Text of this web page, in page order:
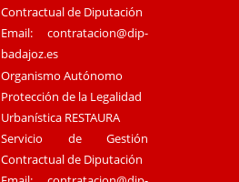
Contractual de Diputación
Email:contratacion@dip-
badajoz.es
Organismo Autónomo
Protección de la Legalidad
Urbanística RESTAURA
Servicio de Gestión
Contractual de Diputación